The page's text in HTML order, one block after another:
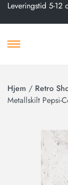
Leveringstid 5-12
Hjem / Retro
Metallskilt Pepsi-